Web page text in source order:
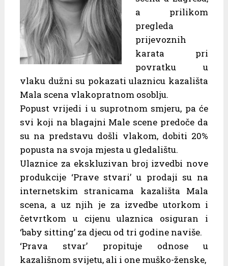
a prilikom
pregleda
prijevoznih
karata pri
povratku u
vlaku dužni su pokazati ulaznicu kazališta
Mala scena vlakopratnom osoblju.
Popust vrijedi i u suprotnom smjeru, pa će
svi koji na blagajni Male scene predoče da
su na predstavu došli vlakom, dobiti 20%
popusta na svoja mjesta u gledalištu.
Ulaznice za ekskluzivan broj izvedbi nove
produkcije ‘Prave stvari’ u prodaji su na
internetskim stranicama kazališta Mala
scena, a uz njih je za izvedbe utorkom i
četvrtkom u cijenu ulaznica osiguran i
‘baby sitting’ za djecu od tri godine naviše.
‘Prava stvar’ propituje odnose u
kazališnom svijetu, ali i one muško-ženske,